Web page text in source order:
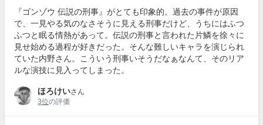
『ゴンゾウ 伝説の刑事』がとても印象的。過去の事件が原因
で、一見やる気のなさそうに見える刑事だけど、うちにはふつ
ふつと眠る情熱があって。伝説の刑事と言われた片鱗を徐々に
見せ始める過程が好きだった。そんな難しいキャラを演じられ
ていた内野さん。こういう刑事いそうだなぁなんて、そのリア
ルな演技に見入ってしまった。
ほろけいさん
3位の評価